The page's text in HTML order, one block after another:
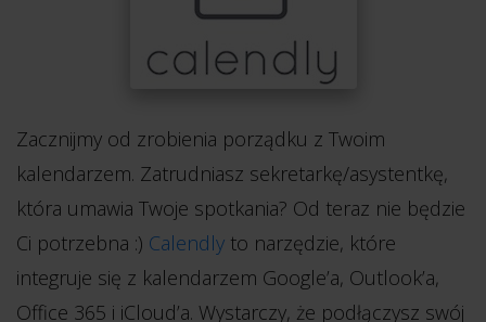
Zacznijmy od zrobienia porządku z Twoim
kalendarzem. Zatrudniasz sekretarkę/asystentkę,
która umawia Twoje spotkania? Od teraz nie będzie
Ci potrzebna :) Calendly to narzędzie, które
integruje się z kalendarzem Google’a, Outlook’a,
Office 365 i iCloud’a. Wystarczy, że podłączysz swój